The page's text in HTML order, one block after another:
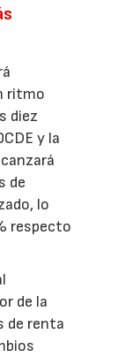
ritmo
diez
y la
de
lo
respecto
de la
de renta